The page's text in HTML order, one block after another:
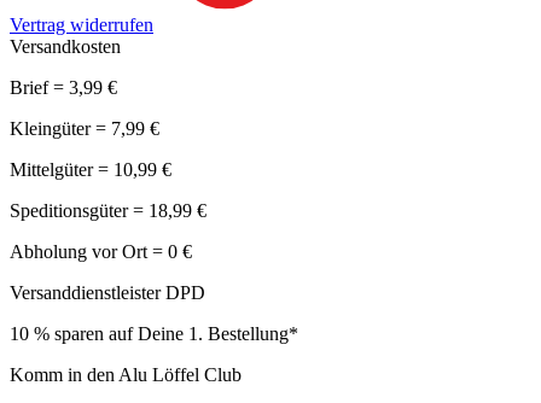
Vertrag widerrufen
Versandkosten
Brief = 3,99 €
Kleingüter = 7,99 €
Mittelgüter = 10,99 €
Speditionsgüter = 18,99 €
Abholung vor Ort = 0 €
Versanddienstleister DPD
10 % sparen auf Deine 1. Bestellung*
Komm in den Alu Löffel Club